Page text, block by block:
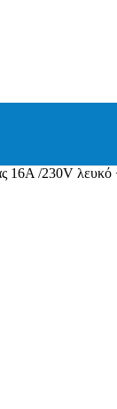
16A /230V λευκό